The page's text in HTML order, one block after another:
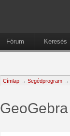
Fórum Keresés
Címlap → Segédprogram →
GeoGebra